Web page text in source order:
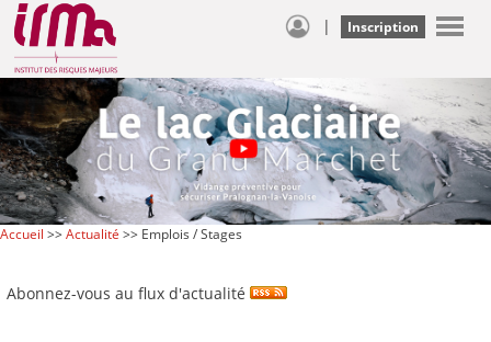
| Inscription
Accueil >>Actualité >> Emplois / Stages
Abonnez-vous au flux d'actualité